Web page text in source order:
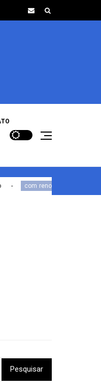
Portal de Serviços da PF